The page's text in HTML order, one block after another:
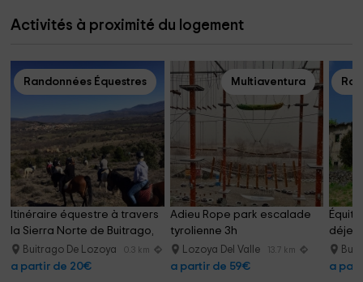
Activités à proximité du logement
Randonnées Équestres
Itinéraire équestre à travers
la Sierra Norte de Buitrago,
1h Buitrago De Lozoya 0.3 km
a partir de 20€
Multiaventura
Adieu Rope park escalade
tyrolienne 3h
Lozoya Del Valle 13.7 km
a partir de 59€ a